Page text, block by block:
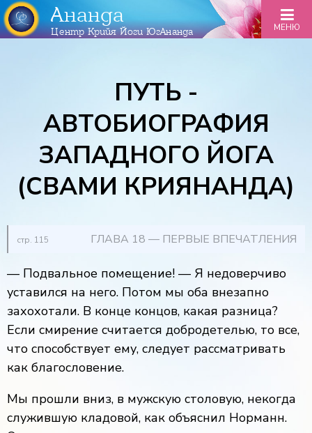
Ананда
Центр Крийя Йоги ЮгАнанда МЕНЮ
ПУТЬ -
АВТОБИОГРАФИЯ
ЗАПАДНОГО ЙОГА
(СВАМИ КРИЯНАНДА)
ГЛАВА 18 — ПЕРВЫЕ ВПЕЧАТЛЕНИЯ
стр. 115
— Подвальное помещение! — Я недоверчиво
уставился на него. Потом мы оба внезапно
захохотали. В конце концов, какая разница?
Если смирение считается добродетелью, то все,
что способствует ему, следует рассматривать
как благословение.
Мы прошли вниз, в мужскую столовую, некогда
служившую кладовой, как объяснил Норманн.